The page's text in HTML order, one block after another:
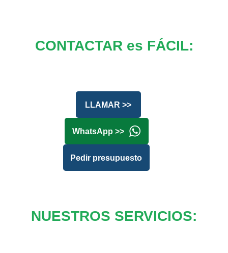
CONTACTAR es FÁCIL:
LLAMAR >>
WhatsApp >>
Pedir presupuesto
NUESTROS SERVICIOS: